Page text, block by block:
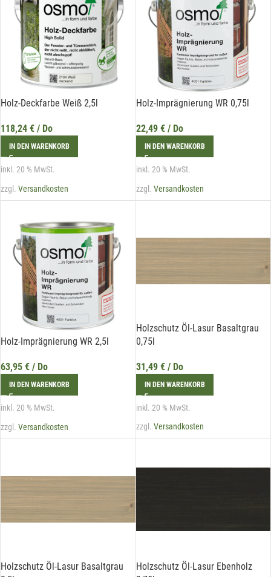
Holz-Deckfarbe Weiß 2,5l
118,24 € / Do
IN DEN WARENKORB
inkl. 20 % MwSt.
zzgl. Versandkosten
Holz-Imprägnierung WR 0,75l
22,49 €/ Do
IN DEN WARENKORB
inkl. 20 % MwSt.
zzgl. Versandkosten
Holz-Imprägnierung WR 2,5l
63,95 € / Do
IN DEN WARENKORB
inkl. 20 % MwSt.
zzgl. Versandkosten
Holzschutz Öl-Lasur Basaltgrau
0,75l
31,49 €/ Do
IN DEN WARENKORB
inkl. 20 % MwSt.
zzgl. Versandkosten
Holzschutz Öl-Lasur Basaltgrau
Holzschutz Öl-Lasur Ebenholz
Mit unserem Newsletter sind Sie
immer top-informiert über
Veranstaltungen und Aktionen
unseres Unternehmens.
Hiermit erkläre ich mich damit einverstanden, dass die Daten
meiner E-Mail-Adresse von der Liechtenstein Holztreff GmbH zum
Liechtenstein Holztreff GmbH im Einklang mit der
Datenschutzerklärung verwendet werden. Diese Einwilligung ist
der Liechtenstein Holztreff GmbH unterinfo@holztreff.at
widerrufen werden.